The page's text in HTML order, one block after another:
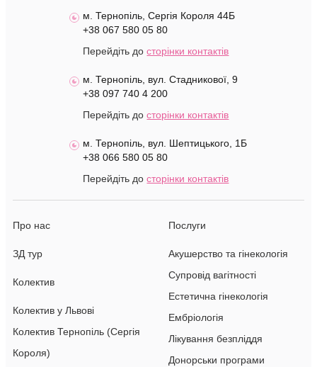
Про нас
ЗД тур
Колектив
Колектив у Львові
Колектив Тернопіль (Сергія
Короля)
Послуги
Акушерство та гінекологія
Супровід вагітності
Естетична гінекологія
Ембріологія
Лікування безпліддя
Донорськи програми
м. Тернопіль, Сергія Короля 44Б
+38 067 580 05 80
Перейдіть досторінки контактів
м. Тернопіль, вул. Стадникової, 9
+38 097 740 4 200
Перейдіть досторінки контактів
м. Тернопіль, вул. Шептицького, 1Б
+38 066 580 05 80
Перейдіть досторінки контактів